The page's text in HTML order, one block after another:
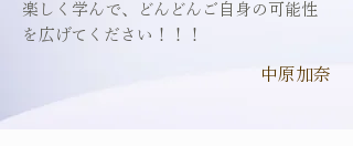
楽しく学んで、どんどんご自身の可能性
を広げてください！！！
中原加奈